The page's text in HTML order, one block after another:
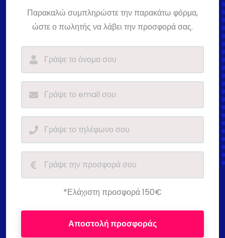
Παρακαλώ συμπληρώστε την παρακάτω φόρμα,
ώστε ο πωλητής να λάβει την προσφορά σας.
*Ελάχιστη προσφορά 150€
Αποστολή προσφοράς